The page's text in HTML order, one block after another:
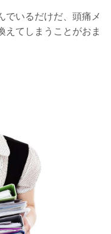
でいるだけだ、頭痛メ
えてしまうことがおま